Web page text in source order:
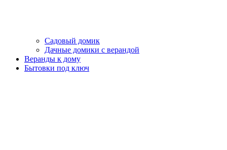
Садовый домик
Дачные домики с верандой
Веранды к дому
Бытовки под ключ